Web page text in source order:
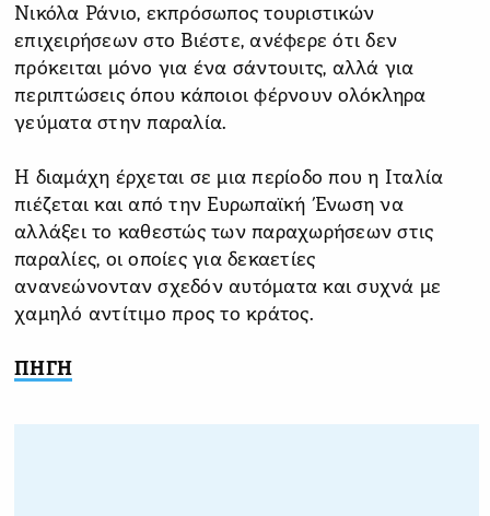
Νικόλα Ράνιο, εκπρόσωπος τουριστικών
επιχειρήσεων στο Βιέστε, ανέφερε ότι δεν
πρόκειται μόνο για ένα σάντουιτς, αλλά για
περιπτώσεις όπου κάποιοι φέρνουν ολόκληρα
γεύματα στην παραλία.
Η διαμάχη έρχεται σε μια περίοδο που η Ιταλία
πιέζεται και από την Ευρωπαϊκή Ένωση να
αλλάξει το καθεστώς των παραχωρήσεων στις
παραλίες, οι οποίες για δεκαετίες
ανανεώνονταν σχεδόν αυτόματα και συχνά με
χαμηλό αντίτιμο προς το κράτος.
ΠΗΓΗ